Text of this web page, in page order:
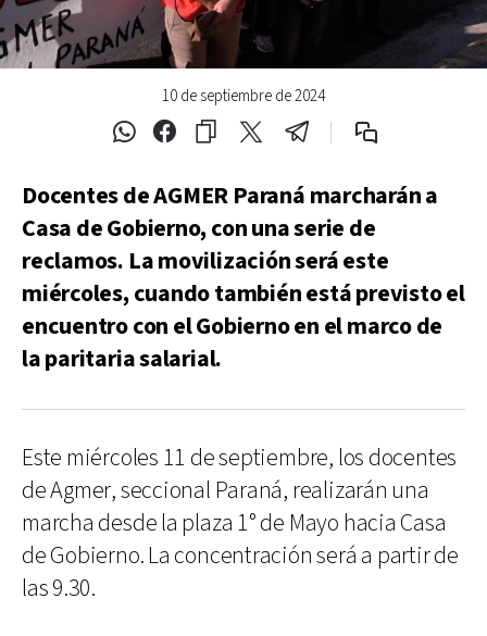
10 de septiembre de 2024
Docentes de AGMER Paraná marcharán a
Casa de Gobierno, con una serie de
reclamos. La movilización será este
miércoles, cuando también está previsto el
encuentro con el Gobierno en el marco de
la paritaria salarial.
Este miércoles 11 de septiembre, los docentes
de Agmer, seccional Paraná, realizarán una
marcha desde la plaza 1° de Mayo hacia Casa
de Gobierno. La concentración será a partir de
las 9.30.